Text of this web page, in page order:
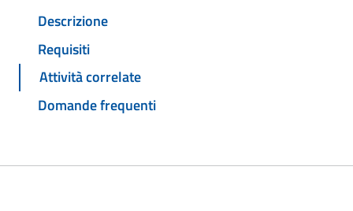
Descrizione
Requisiti
Attività correlate
Domande frequenti